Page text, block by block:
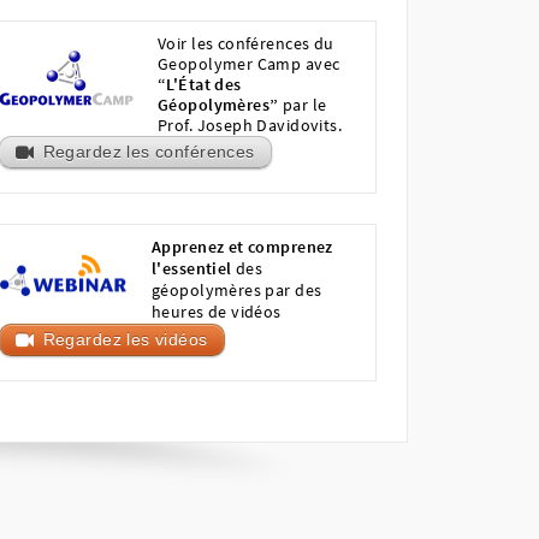
Voir les conférences du
Geopolymer Camp avec
“L'État des
Géopolymères” par le
Prof. Joseph Davidovits.
Regardez les conférences
Apprenez et comprenez
l'essentiel des
géopolymères par des
heures de vidéos
Regardez les vidéos